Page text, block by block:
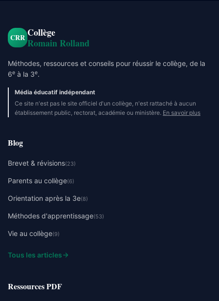
CRR Collège
Romain Rolland
Méthodes, ressources et conseils pour réussir le collège, de la
6e à la 3e.
Média éducatif indépendant
Ce site n'est pas le site officiel d'un collège, n'est rattaché à aucun
établissement public, rectorat, académie ou ministère. En savoir plus
Blog
Brevet & révisions(23)
Parents au collège(6)
Orientation après la 3e(8)
Méthodes d'apprentissage(53)
Vie au collège(9)
Tous les articles
Ressources PDF